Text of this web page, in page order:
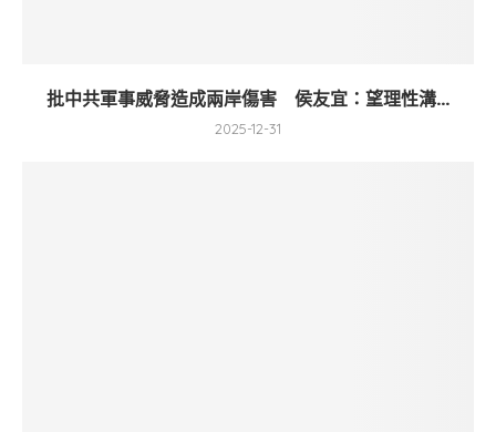
批中共軍事威脅造成兩岸傷害 侯友宜：望理性溝...
2025-12-31